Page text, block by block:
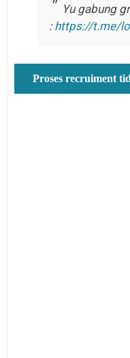
Yu gabung
: https://t.me/
Proses recruiment